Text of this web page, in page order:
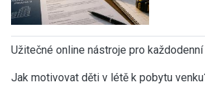
Užitečné online nástroje pro
Jak motivovat děti v létě k pobytu